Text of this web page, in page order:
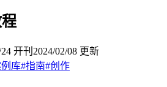
开刊 2024/02/08 更新
库#指南#创作